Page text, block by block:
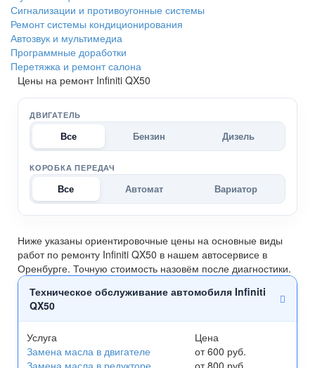
Сигнализации и противоугонные системы
Ремонт системы кондиционирования
Автозвук и мультимедиа
Программные доработки
Перетяжка и ремонт салона
Цены на ремонт Infiniti QX50
ДВИГАТЕЛЬ
Все Бензин Дизель
КОРОБКА ПЕРЕДАЧ
Все Автомат Вариатор
Ниже указаны ориентировочные цены на основные виды
работ по ремонту Infiniti QX50 в нашем автосервисе в
Оренбурге. Точную стоимость назовём после диагностики.
Техническое обслуживание автомобиля Infiniti
QX50
Услуга
Цена
Замена масла в двигателе
от 600 руб.